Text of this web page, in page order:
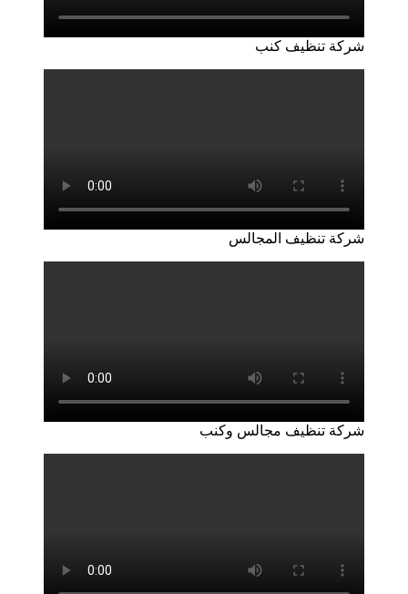
شركة تنظيف كنب
شركة تنظيف المجالس
شركة تنظيف مجالس وكنب